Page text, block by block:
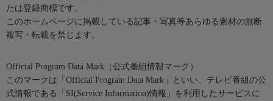
たは登録商標です。
このホームページに掲載している記事・写真等あらゆる素材の無断
複写・転載を禁じます。
Official Program Data Mark（公式番組情報マーク）
このマークは「Official Program Data Mark」といい、テレビ番組の公
式情報である「SI(Service Information)情報」を利用したサービスに